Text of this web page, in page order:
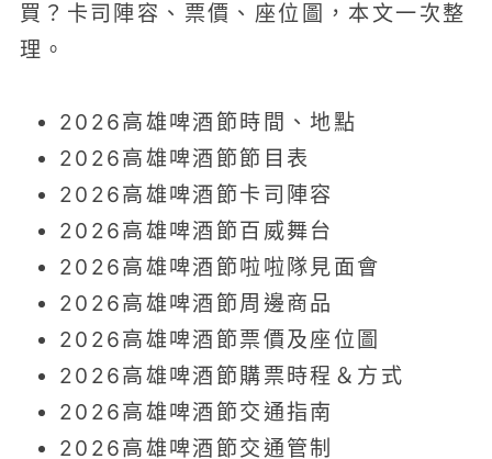
買？卡司陣容、票價、座位圖，本文一次整
理。
2026高雄啤酒節時間、地點
2026高雄啤酒節節目表
2026高雄啤酒節卡司陣容
2026高雄啤酒節百威舞台
2026高雄啤酒節啦啦隊見面會
2026高雄啤酒節周邊商品
2026高雄啤酒節票價及座位圖
2026高雄啤酒節購票時程＆方式
2026高雄啤酒節交通指南
2026高雄啤酒節交通管制